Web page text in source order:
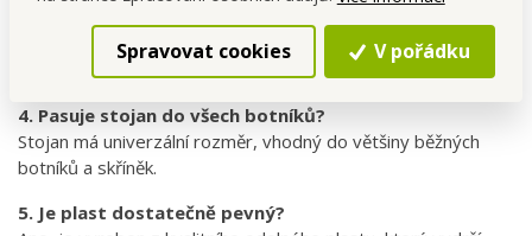
Spravovat cookies V pořádku
Ano, protiskluzová úprava a vysunovací zarážka zabrání
sklouznutí.
4. Pasuje stojan do všech botníků?
Stojan má univerzální rozměr, vhodný do většiny běžných
botníků a skříněk.
5. Je plast dostatečně pevný?